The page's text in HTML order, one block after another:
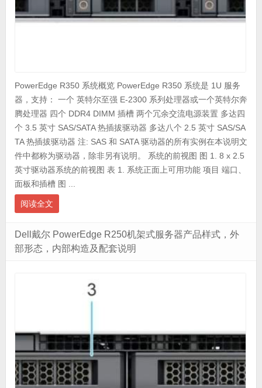
PowerEdge R350 系统概览 PowerEdge R350 系统是 1U 服务
器，支持： 一个 英特尔至强 E-2300 系列处理器或一个英特尔奔
腾处理器 四个 DDR4 DIMM 插槽 两个冗余交流电源装置 多达四
个 3.5 英寸 SAS/SATA 热插拔驱动器 多达八个 2.5 英寸 SAS/SA
TA 热插拔驱动器 注: SAS 和 SATA 驱动器的所有实例在本说明文
件中都称为驱动器，除非另有说明。 系统的前视图 图 1. 8 x 2.5
英寸驱动器系统的前视图 表 1. 系统正面上可用功能 项目 端口、
面板和插槽 图 ...
阅读全文
Dell戴尔 PowerEdge R250机架式服务器产品样式，外
部形态，内部构造及配套说明